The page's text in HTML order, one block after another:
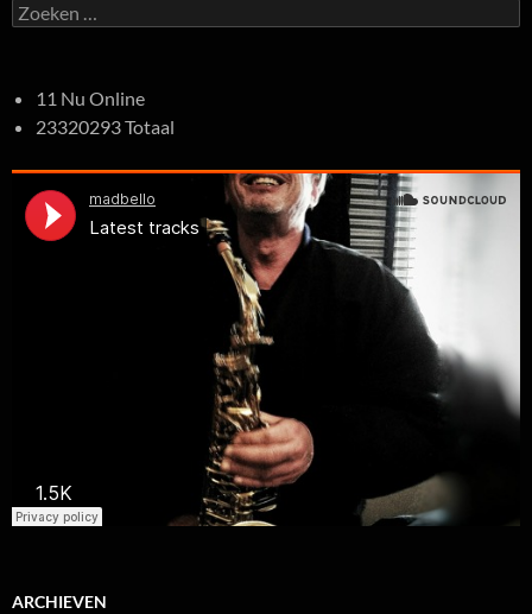
Zoeken
naar:
11 Nu Online
23320293 Totaal
ARCHIEVEN